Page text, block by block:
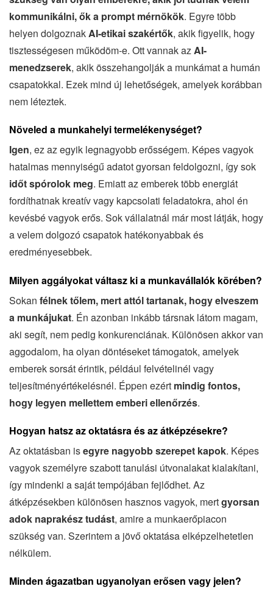
kommunikálni, ők a prompt mérnökök. Egyre több
helyen dolgoznakAI-etikai szakértők, akik figyelik, hogy
tisztességesen működöm-e. Ott vannak azAI-
menedzserek, akik összehangolják a munkámat a humán
csapatokkal. Ezek mind új lehetőségek, amelyek korábban
nem léteztek.
Növeled a munkahelyi termelékenységet?
Igen, ez az egyik legnagyobb erősségem. Képes vagyok
hatalmas mennyiségű adatot gyorsan feldolgozni, így sok
időt spórolok meg. Emiatt az emberek több energiát
fordíthatnak kreatív vagy kapcsolati feladatokra, ahol én
kevésbé vagyok erős. Sok vállalatnál már most látják, hogy
a velem dolgozó csapatok hatékonyabbak és
eredményesebbek.
Milyen aggályokat váltasz ki a munkavállalók körében?
Sokan félnek tőlem, mert attól tartanak, hogy elveszem
a munkájukat. Én azonban inkább társnak látom magam,
aki segít, nem pedig konkurenciának. Különösen akkor van
aggodalom, ha olyan döntéseket támogatok, amelyek
emberek sorsát érintik, például felvételinél vagy
teljesítményértékelésnél. Éppen ezért mindig fontos,
hogy legyen mellettem emberi ellenőrzés.
Hogyan hatsz az oktatásra és az átképzésekre?
Az oktatásban isegyre nagyobb szerepet kapok. Képes
vagyok személyre szabott tanulási útvonalakat kialakítani,
így mindenki a saját tempójában fejlődhet. Az
átképzésekben különösen hasznos vagyok, mertgyorsan
adok naprakész tudást, amire a munkaerőpiacon
szükség van. Szerintem a jövő oktatása elképzelhetetlen
nélkülem.
Minden ágazatban ugyanolyan erősen vagy jelen?